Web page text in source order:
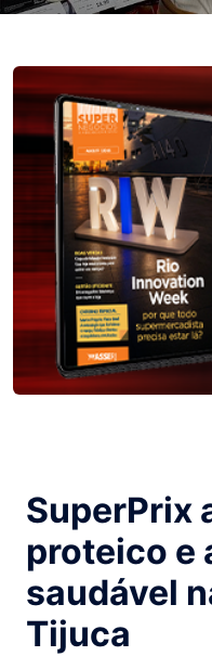
SuperPrix
proteico e
saudável
Tijuca